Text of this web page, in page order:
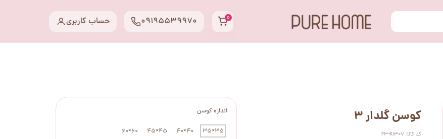
۰ حساب کاربری 09195539970
اندازه کوسن
35*35
40*40
45*45
60*60
کوسن گلدار 3
کد کالا: F3-K1307